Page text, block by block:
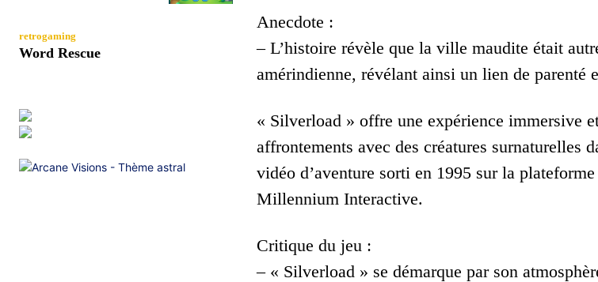
retrogaming
Word Rescue
Anecdote :
– L’histoire révèle que la ville maudite était
amérindienne, révélant ainsi un lien de parenté
« Silverload » offre une expérience immersive
affrontements avec des créatures surnaturelles
vidéo d’aventure sorti en 1995 sur la
Millennium Interactive.
Critique du jeu :
– « Silverload » se démarque par son